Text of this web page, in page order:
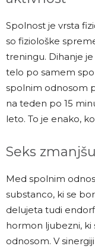
Spolnost je vrsta
so fiziološke
treningu. Dihanje
telo po samem
spolnim odnosom
na teden po 15
leto. To je enako,
Seks
Med spolnim
substanco, ki se
delujeta tudi
hormon ljubezni, ki
odnosom. V